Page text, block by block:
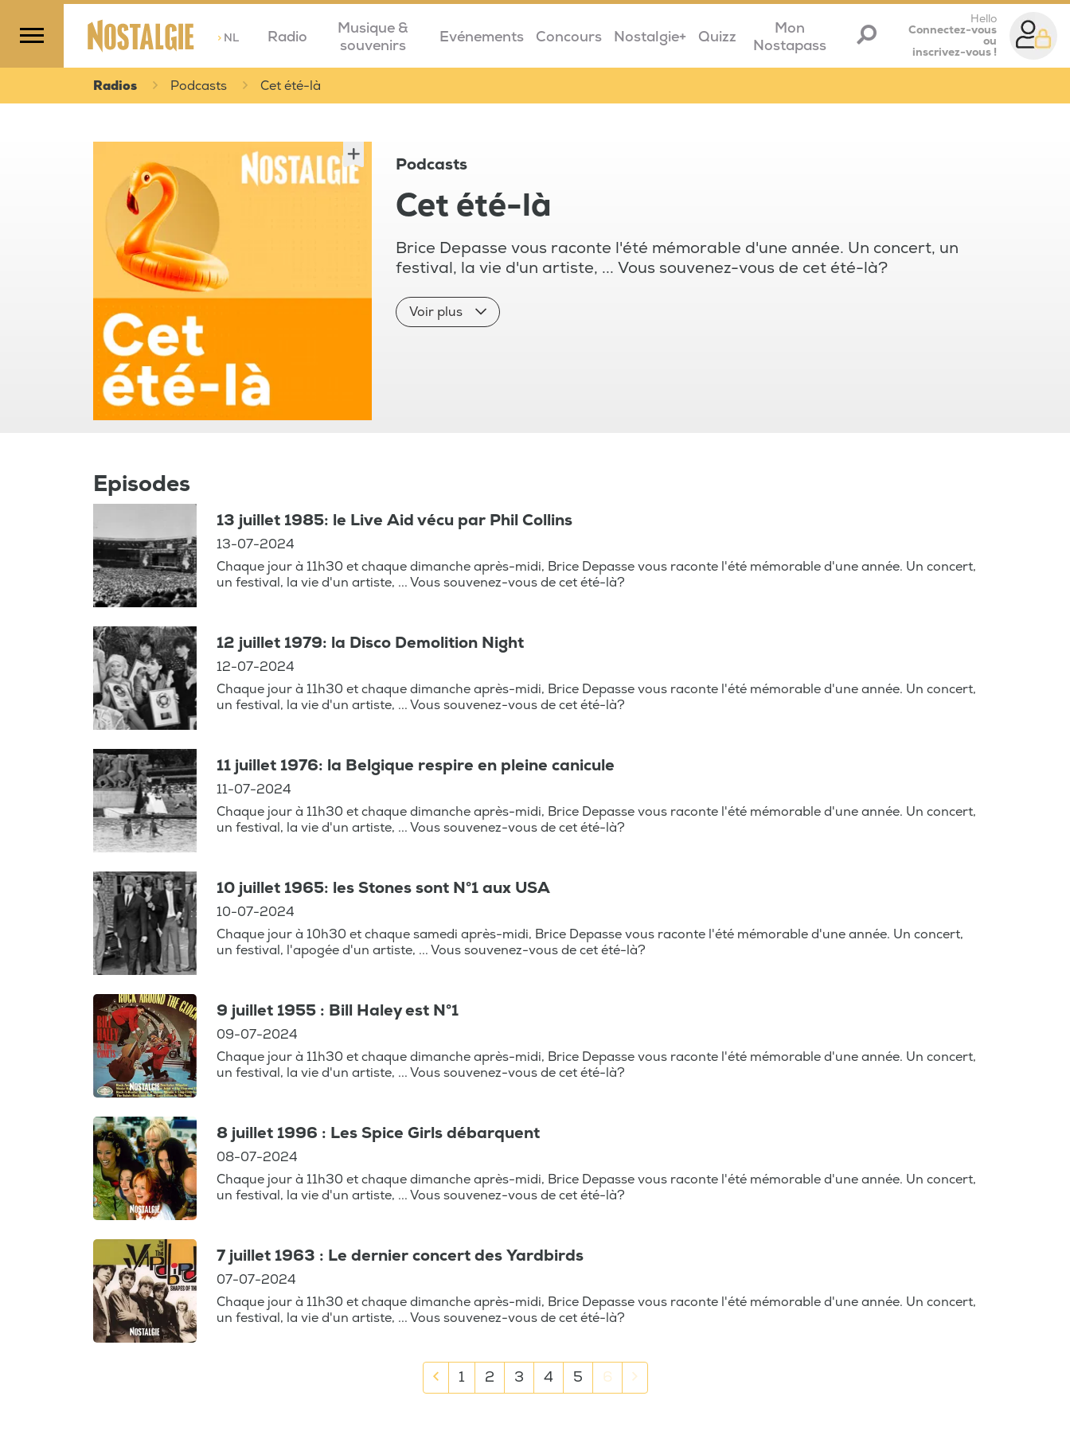
>NL Radio
Musique &
souvenirs
Evénements Concours Nostalgie+ Quizz
Mon
Nostapass
Hello
Connectez-vous
ou
inscrivez-vous !
Radios Podcasts Cet été-là
Podcasts
Cet été-là
Brice Depasse vous raconte l'été mémorable d'une année. Un concert, un
festival, la vie d'un artiste, ... Vous souvenez-vous de cet été-là?
Voir plus
Episodes
13 juillet 1985: le Live Aid vécu par Phil Collins
13-07-2024
Chaque jour à 11h30 et chaque dimanche après-midi, Brice Depasse vous raconte l'été mémorable d'une année. Un concert,
un festival, la vie d'un artiste, ... Vous souvenez-vous de cet été-là?
12 juillet 1979: la Disco Demolition Night
12-07-2024
Chaque jour à 11h30 et chaque dimanche après-midi, Brice Depasse vous raconte l'été mémorable d'une année. Un concert,
un festival, la vie d'un artiste, ... Vous souvenez-vous de cet été-là?
11 juillet 1976: la Belgique respire en pleine canicule
11-07-2024
Chaque jour à 11h30 et chaque dimanche après-midi, Brice Depasse vous raconte l'été mémorable d'une année. Un concert,
un festival, la vie d'un artiste, ... Vous souvenez-vous de cet été-là?
10 juillet 1965: les Stones sont N°1 aux USA
10-07-2024
Chaque jour à 10h30 et chaque samedi après-midi, Brice Depasse vous raconte l'été mémorable d'une année. Un concert,
un festival, l'apogée d'un artiste, ... Vous souvenez-vous de cet été-là?
9 juillet 1955 : Bill Haley est N°1
09-07-2024
Chaque jour à 11h30 et chaque dimanche après-midi, Brice Depasse vous raconte l'été mémorable d'une année. Un concert,
un festival, la vie d'un artiste, ... Vous souvenez-vous de cet été-là?
8 juillet 1996 : Les Spice Girls débarquent
08-07-2024
Chaque jour à 11h30 et chaque dimanche après-midi, Brice Depasse vous raconte l'été mémorable d'une année. Un concert,
un festival, la vie d'un artiste, ... Vous souvenez-vous de cet été-là?
7 juillet 1963 : Le dernier concert des Yardbirds
07-07-2024
Chaque jour à 11h30 et chaque dimanche après-midi, Brice Depasse vous raconte l'été mémorable d'une année. Un concert,
un festival, la vie d'un artiste, ... Vous souvenez-vous de cet été-là?
1 2 3 4 5 6